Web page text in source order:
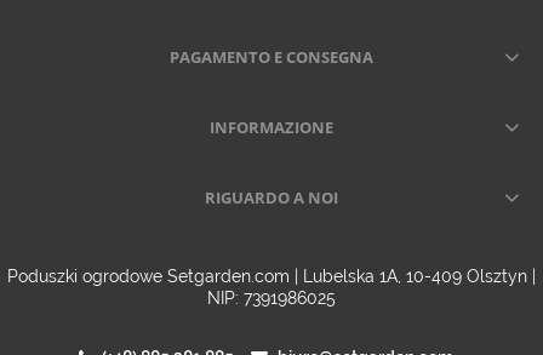
PAGAMENTO E CONSEGNA
INFORMAZIONE
RIGUARDO A NOI
Poduszki ogrodowe Setgarden.com | Lubelska 1A, 10-409 Olsztyn |
NIP: 7391986025